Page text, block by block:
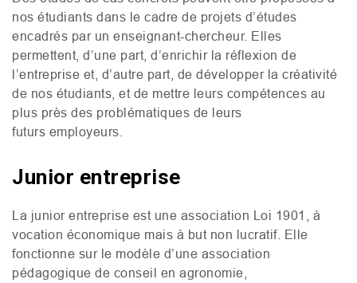
nos étudiants dans le cadre de projets d’études
encadrés par un enseignant-chercheur. Elles
permettent, d’une part, d’enrichir la réflexion de
l’entreprise et, d’autre part, de développer la créativité
de nos étudiants, et de mettre leurs compétences au
plus près des problématiques de leurs
futurs employeurs.
Junior entreprise
La junior entreprise est une association Loi 1901, à
vocation économique mais à but non lucratif. Elle
fonctionne sur le modèle d’une association
pédagogique de conseil en agronomie,